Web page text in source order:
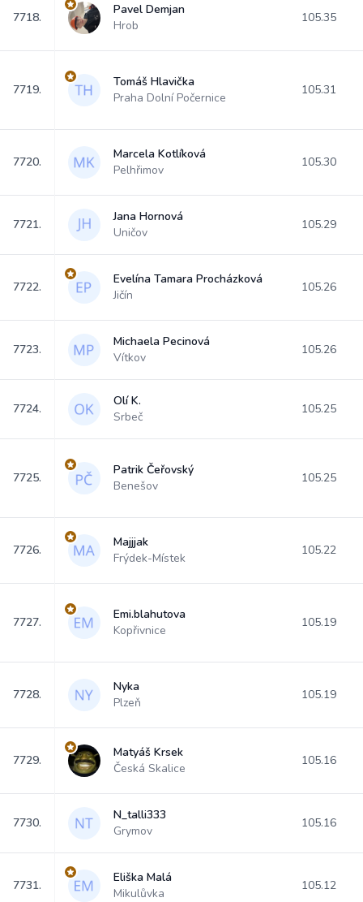
7718.
Pavel Demjan
Hrob
105.35
7719.
Tomáš Hlavička
Praha Dolní Počernice
105.31
7720.
Marcela Kotlíková
Pelhřimov
105.30
7721.
Jana Hornová
Uničov
105.29
7722.
Evelína Tamara Procházková
Jičín
105.26
7723.
Michaela Pecinová
Vítkov
105.26
7724.
Olí K.
Srbeč
105.25
7725.
Patrik Čeřovský
Benešov
105.25
7726.
Majjjak
Frýdek-Místek
105.22
7727.
Emi.blahutova
Kopřivnice
105.19
7728.
Nyka
Plzeň
105.19
7729.
Matyáš Krsek
Česká Skalice
105.16
7730.
N_talli333
Grymov
105.16
7731.
Eliška Malá
Mikulůvka
105.12